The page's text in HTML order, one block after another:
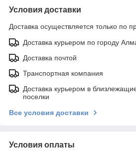
Условия доставки
Доставка осуществляется только по
Доставка курьером по городу
Доставка почтой
Транспортная компания
Доставка курьером в
поселки
Все условия доставки
Условия оплаты